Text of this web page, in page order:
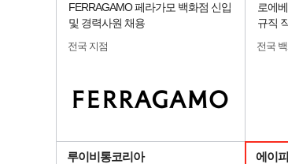
FERRAGAMO 페라가모 백화점 신입
및 경력사원 채용
전국 지점
로에
규직
전국
루이비통코리아 에이